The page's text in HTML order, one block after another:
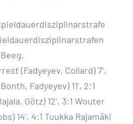
(Fadyeyev, Collard) 7‘,
Fadyeyev) 11‘, 2:1
Götz) 12‘, 3:1 Wouter
14‘, 4:1 Tuukka Rajamäki